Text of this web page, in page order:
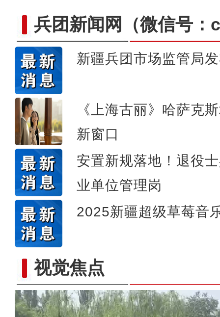
兵团新闻网 （微信号
新疆兵团市场监管局
《上海古丽》哈萨克
新窗口
安置新规落地！退役
业单位管理岗
2025新疆超级草莓音
视觉焦点